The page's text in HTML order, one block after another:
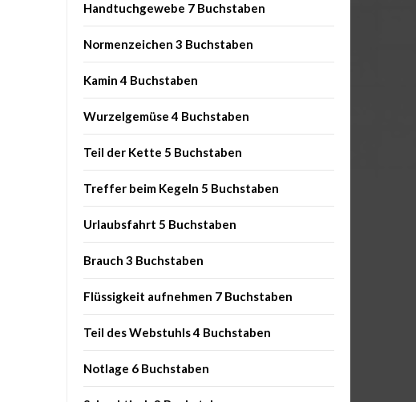
Handtuchgewebe 7 Buchstaben
Normenzeichen 3 Buchstaben
Kamin 4 Buchstaben
Wurzelgemüse 4 Buchstaben
Teil der Kette 5 Buchstaben
Treffer beim Kegeln 5 Buchstaben
Urlaubsfahrt 5 Buchstaben
Brauch 3 Buchstaben
Flüssigkeit aufnehmen 7 Buchstaben
Teil des Webstuhls 4 Buchstaben
Notlage 6 Buchstaben